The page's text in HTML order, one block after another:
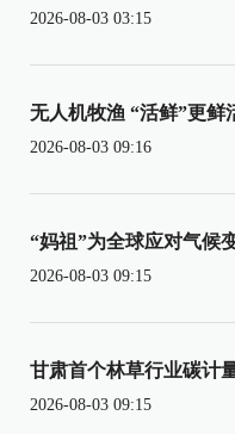
2026-08-03 03:15
无人机牧渔 “活鲜”更鲜
2026-08-03 09:16
“妈祖”为全球应对气候
2026-08-03 09:15
甘肃首个林草行业碳计
2026-08-03 09:15